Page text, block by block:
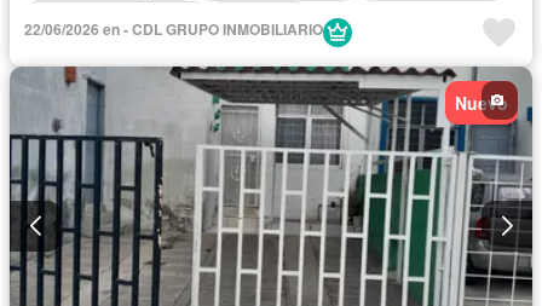
22/06/2026 en - CDL GRUPO INMOBILIARIO
Nuevo